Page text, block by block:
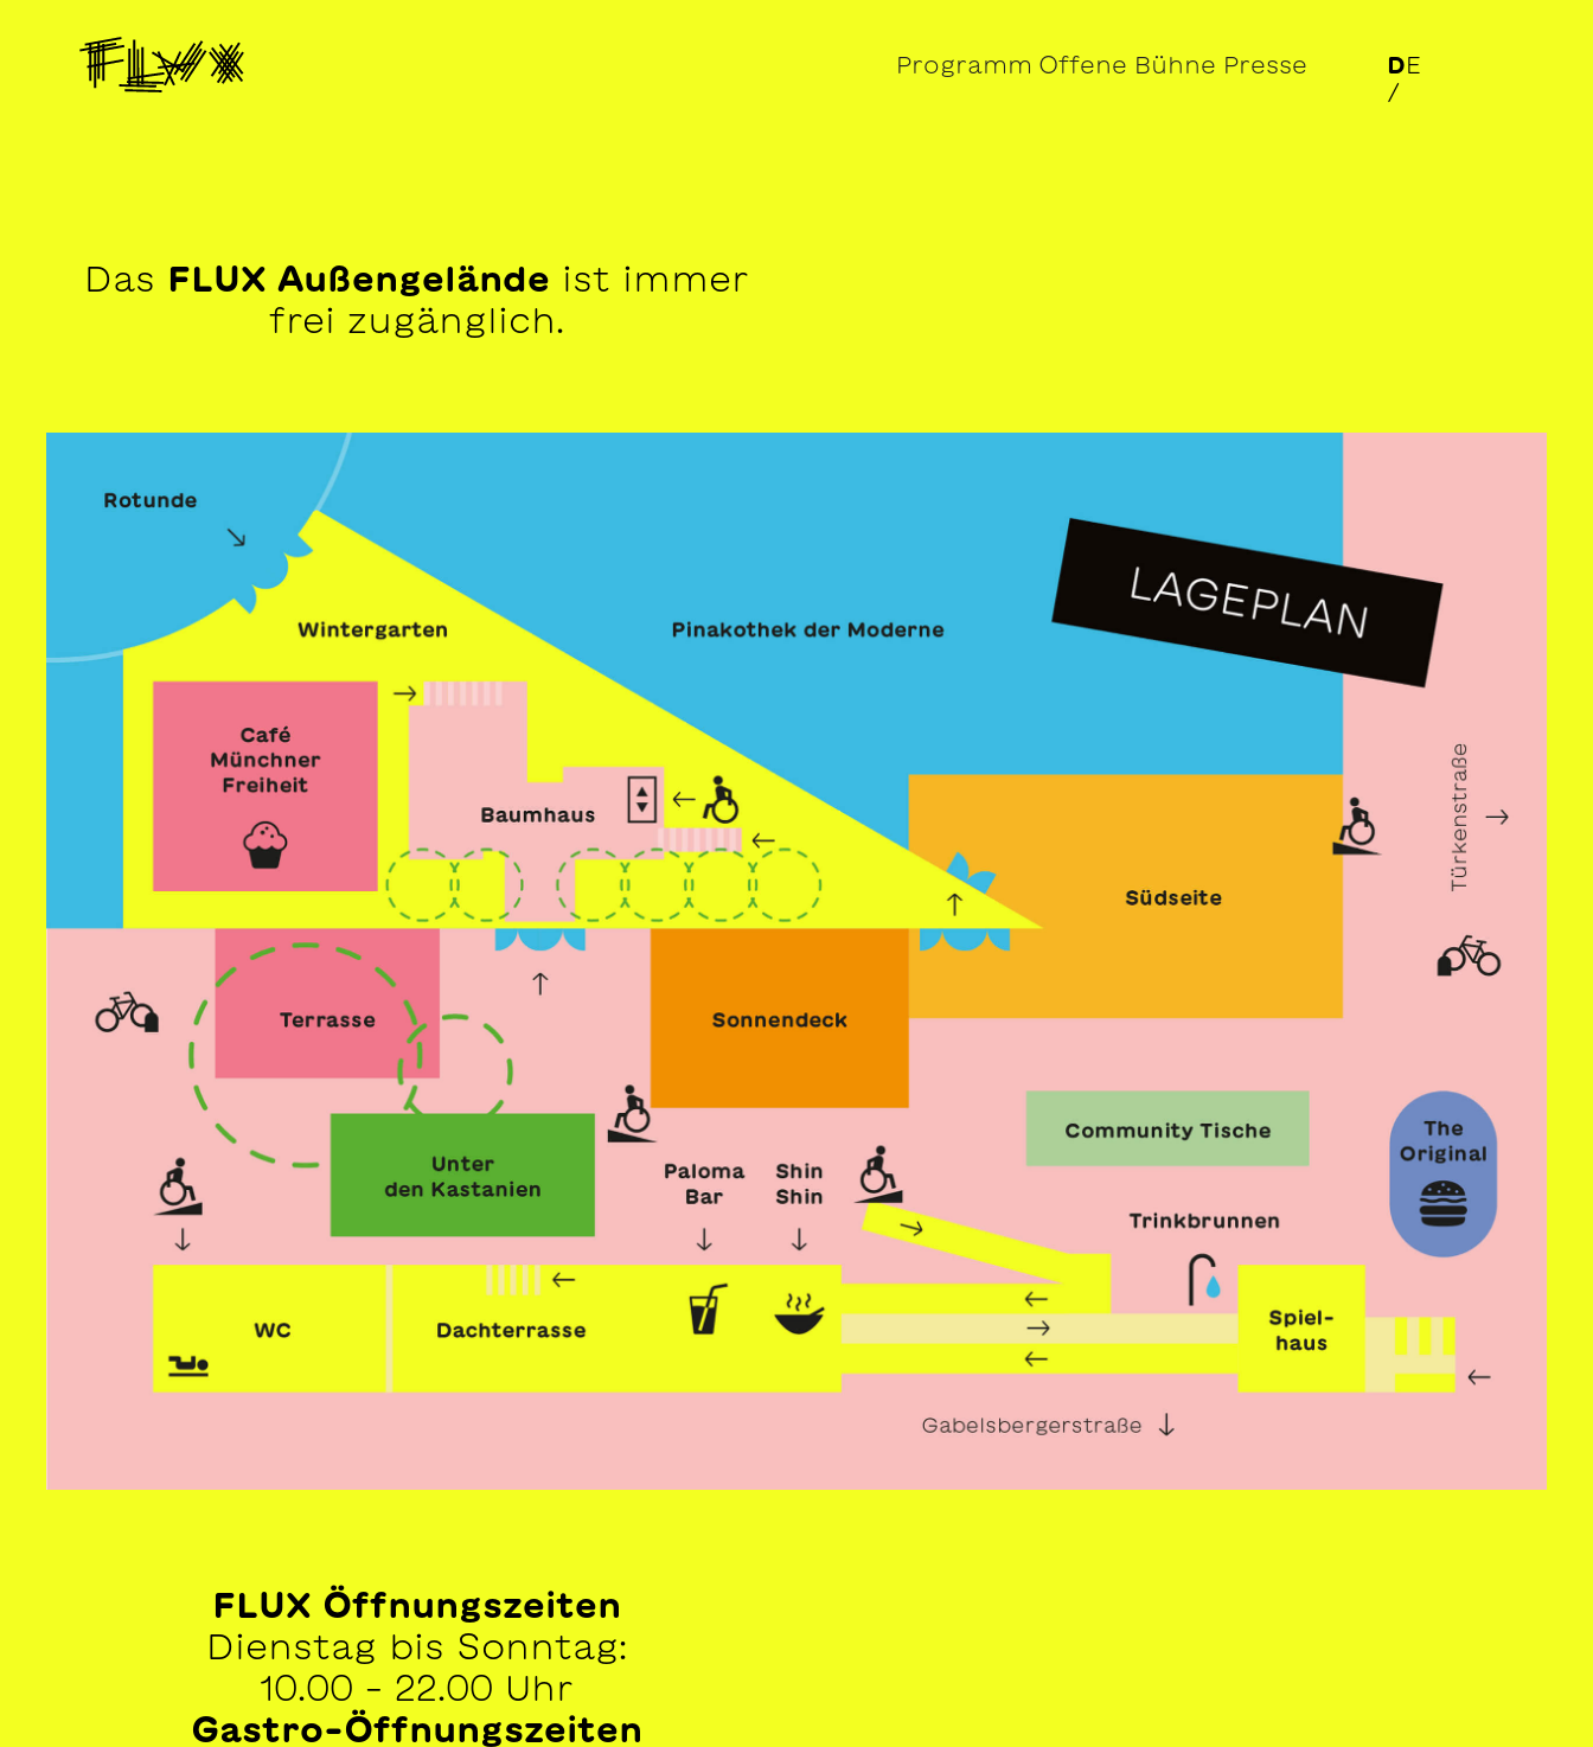
Programm Offene Bühne Presse DE
/
Das FLUX Außengelände ist immer
frei zugänglich.
FLUX Öffnungszeiten
Dienstag bis Sonntag:
10.00 – 22.00 Uhr
Gastro-Öffnungszeiten